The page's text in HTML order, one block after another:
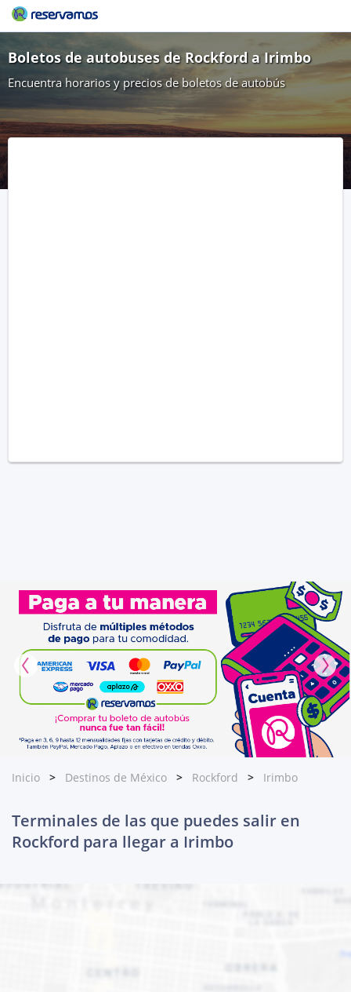
Boletos de autobuses de Rockford a Irimbo
Encuentra horarios y precios de boletos de autobús
Inicio Destinos de México Rockford Irimbo
Terminales de las que puedes salir en
Rockford para llegar a Irimbo